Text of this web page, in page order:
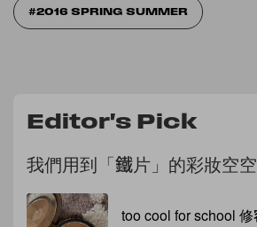
2016 SPRING SUMMER
Editor's Pick
我們用到「鐵片」的彩妝空
too cool for school 修